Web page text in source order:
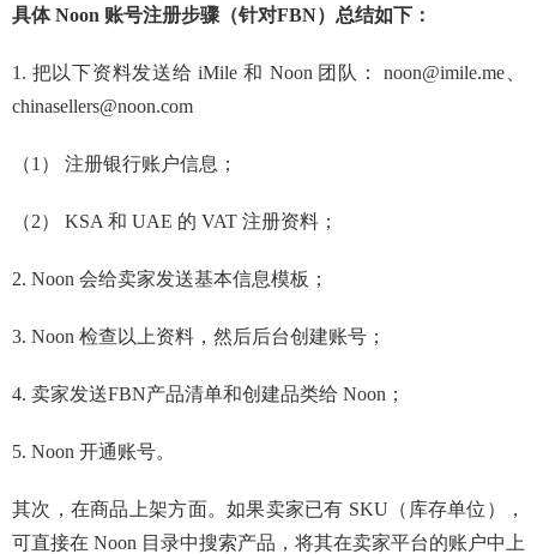
具体 Noon 账号注册步骤（针对FBN）总结如下：
1. 把以下资料发送给 iMile 和 Noon 团队： noon@imile.me、
chinasellers@noon.com
（1） 注册银行账户信息；
（2） KSA 和 UAE 的 VAT 注册资料；
2. Noon 会给卖家发送基本信息模板；
3. Noon 检查以上资料，然后后台创建账号；
4. 卖家发送FBN产品清单和创建品类给 Noon；
5. Noon 开通账号。
其次，在商品上架方面。如果卖家已有 SKU（库存单位），
可直接在 Noon 目录中搜索产品，将其在卖家平台的账户中上